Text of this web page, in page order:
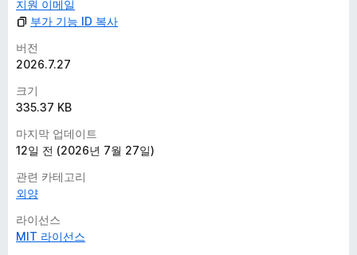
지원 이메일
부가 기능 ID 복사
버전
2026.7.27
크기
335.37 KB
마지막 업데이트
12일 전 (2026년 7월 27일)
관련 카테고리
외양
라이선스
MIT 라이선스